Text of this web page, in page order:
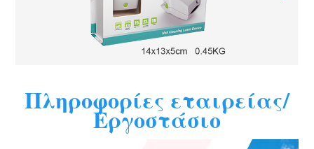
Πληροφορίες εταιρείας/
Εργοστάσιο